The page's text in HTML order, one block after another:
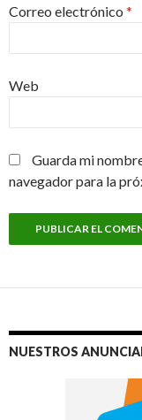
Correo electrónico *
Web
Guarda mi
navegador para la
NUESTROS